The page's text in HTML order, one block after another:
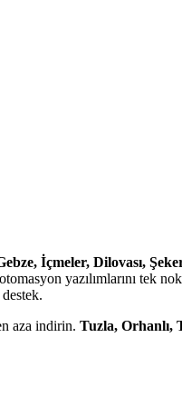
İçmeler, Dilovası,
yazılımlarını tek
aza indirin. Tuzla, Orhanlı,